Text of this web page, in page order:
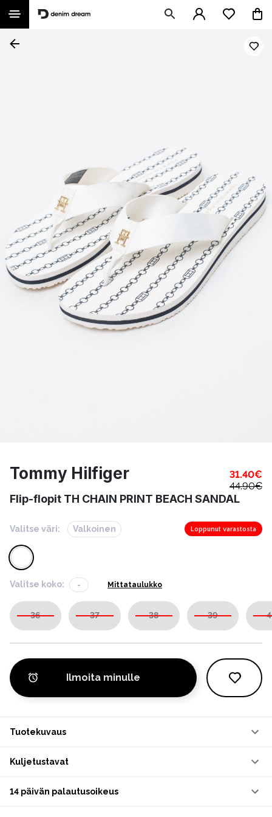
Tommy Hilfiger 31.40€
44.90€
Flip-flopit TH CHAIN PRINT BEACH SANDAL
Valitse väri: Valkoinen Loppunut varastosta
Valitse koko: - Mittataulukko
36 37 38 39
Ilmoita minulle
Tuotekuvaus
Kuljetustavat
14 päivän palautusoikeus